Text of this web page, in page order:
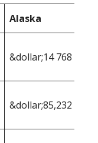
Alaska
&dollar;14 768
&dollar;85,232